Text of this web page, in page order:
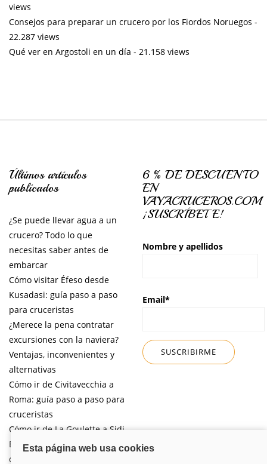
views
Consejos para preparar un crucero por los Fiordos Noruegos -
22.287 views
Qué ver en Argostoli en un día - 21.158 views
Últimos artículos
publicados
¿Se puede llevar agua a un
crucero? Todo lo que
necesitas saber antes de
embarcar
Cómo visitar Éfeso desde
Kusadasi: guía paso a paso
para cruceristas
¿Merece la pena contratar
excursiones con la naviera?
Ventajas, inconvenientes y
alternativas
Cómo ir de Civitavecchia a
Roma: guía paso a paso para
cruceristas
Cómo ir de La Goulette a Sidi
Bou Said por libre desde tu
crucero
6 % DE DESCUENTO
EN
VAYACRUCEROS.COM
¡SUSCRÍBETE!
Nombre y apellidos
Email*